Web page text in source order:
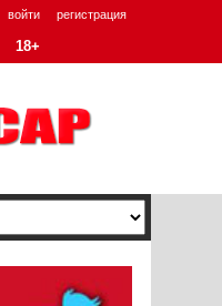
войти регистрация
18+